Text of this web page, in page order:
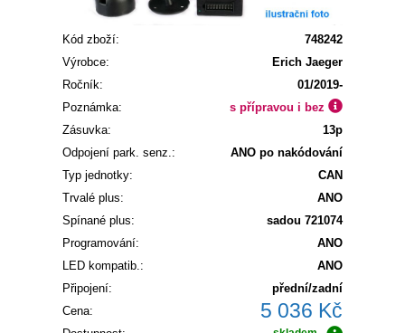
Kód zboží:
748242
Výrobce:
Erich Jaeger
Ročník:
01/2019-
Poznámka:
s přípravou i bez
Zásuvka:
13p
Odpojení park. senz.:
ANO po nakódování
Typ jednotky:
CAN
Trvalé plus:
ANO
Spínané plus:
sadou 721074
Programování:
ANO
LED kompatib.:
ANO
Připojení:
přední/zadní
Cena:
5 036 Kč